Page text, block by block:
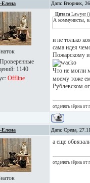
Елена Дата: Вторник,
1140
Offline
Цитата Lawyer ()
А коммунисты,
и не только
сама идея
Пожарскому
Что не могли
моему тоже
Рублевском
отделять зёрна от
Елена Дата: Среда,
а еще
отделять зёрна от